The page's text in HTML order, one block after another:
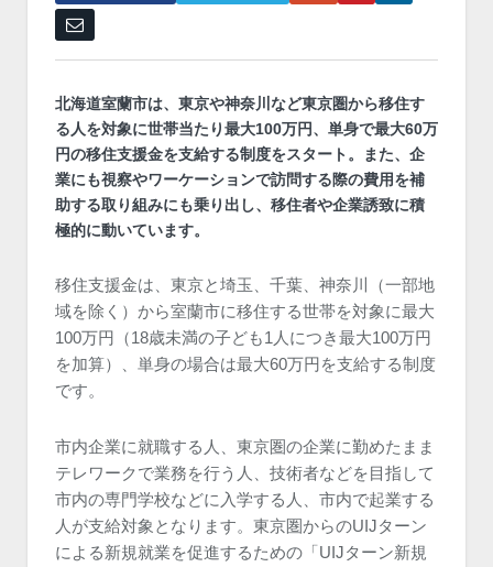
北海道室蘭市は、東京や神奈川など東京圏から移住す
る人を対象に世帯当たり最大100万円、単身で最大60万
円の移住支援金を支給する制度をスタート。また、企
業にも視察やワーケーションで訪問する際の費用を補
助する取り組みにも乗り出し、移住者や企業誘致に積
極的に動いています。
移住支援金は、東京と埼玉、千葉、神奈川（一部地
域を除く）から室蘭市に移住する世帯を対象に最大
100万円（18歳未満の子ども1人につき最大100万円
を加算）、単身の場合は最大60万円を支給する制度
です。
市内企業に就職する人、東京圏の企業に勤めたまま
テレワークで業務を行う人、技術者などを目指して
市内の専門学校などに入学する人、市内で起業する
人が支給対象となります。東京圏からのUIJターン
による新規就業を促進するための「UIJターン新規